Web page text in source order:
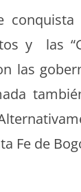
y las
las
Fe de